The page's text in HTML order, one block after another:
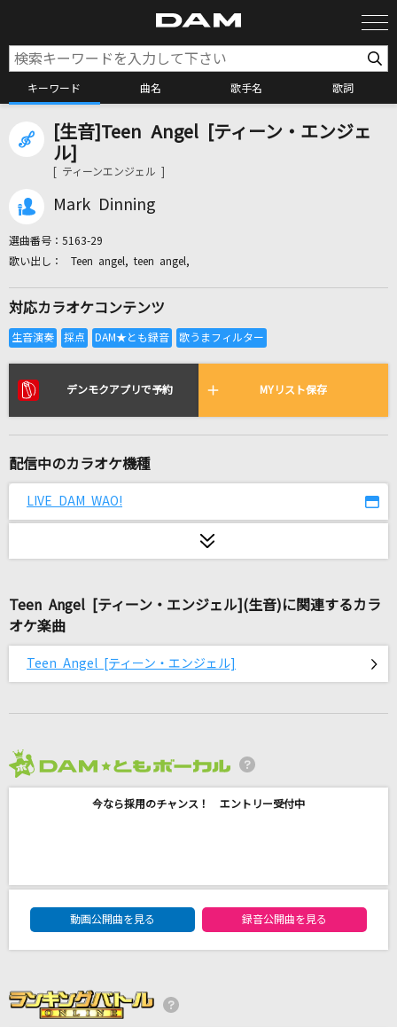
キーワード 曲名 歌手名 歌詞
カラオケ検索
カラオケリクエスト
リアルタイムで歌われている曲の一覧
タイプ:ワイルド
TSUNAMI
サザンオールスターズ
きゅるりんってしてみて
ジグソーパズル
まふまふ
[生音]ray
玉置浩二
[生音]白雪
[生音]Teen Angel [ティーン・エンジェ
ル]
[ ティーンエンジェル ]
Mark Dinning
選曲番号： 5163-29
Teen angel, teen angel,
対応カラオケコンテンツ
デンモクアプリで予約 MYリスト保存
配信中のカラオケ機種
LIVE DAM WAO!
Teen Angel [ティーン・エンジェル](生音)に関連するカラ
オケ楽曲
Teen Angel [ティーン・エンジェル]
今なら採用のチャンス！ エントリー受付中
DAM★ともボーカルエントリーランキング
動画公開曲を見る
録音公開曲を見る